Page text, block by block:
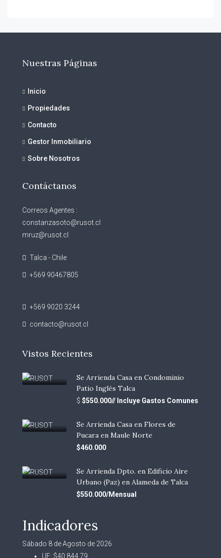
Nuestras Páginas
Inicio
Propiedades
Contacto
Gestor Inmobiliario
Sobre Nosotros
Contáctanos
Correos Agentes :
constanzasoto@rusot.cl
mruz@rusot.cl
Talca - Chile
+569 90467805
+569 9020 3244
contacto@rusot.cl
Vistos Recientes
Se Arrienda Casa en Condominio
Patio Inglés Talca
$ $550.000// Incluye Gastos Comunes
Se Arrienda Casa en Flores de
Pucara en Maule Norte
$460.000
Se Arrienda Dpto. en Edificio Aire
Urbano (Paz) en Alameda de Talca
$550.000/Mensual
Indicadores
Sábado 8 de Agosto de 2026
UF: $40.844,79